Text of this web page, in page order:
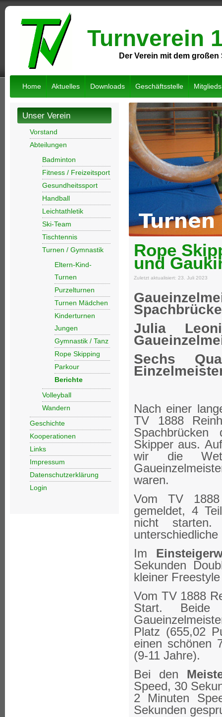
Turnverein
Der Verein mit dem
Home Aktuelles Downloads Geschäftsstelle
Unser Verein
Vorstand
Abteilungen
Badminton
Fitness / Freizeitsport
Gesundheitssport
Handball
Leichtathletik
Ski-Team
Tischtennis
Turnen / Gymnastik
Eltern-Kind-
Turnen
Purzelturnen
Turnen Mädchen
Kinderturnen
Jungen
Gymnastik / Tanz
Rope Skipping
Parkour
Berichte
Volleyball
Wandern
Geschichte
Kooperationen
Links
Impressum
Datenschutzerklärung
Login
Rope
und
Zuletzt aktualisiert: 23. Juli 2023
Julia
Sechs
Nach einer
TV 1888
Skipper aus.
wir die
waren.
Vom TV
gemeldet, 4
nicht
Im
Sekunden
kleiner
Vom TV 1888
Start.
Platz (655,02
einen schönen
(9-11 Jahre).
Bei den
Speed, 30
2 Minuten
Sekunden